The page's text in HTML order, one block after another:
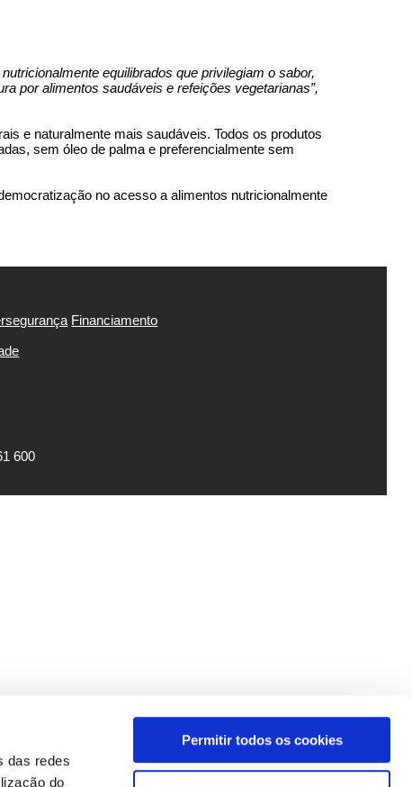
das redes
do
Permitir todos os cookies
equilibrados que privilegiam o sabor,
por alimentos saudáveis e refeições vegetarianas”,
e naturalmente mais saudáveis. Todos os produtos
sem óleo de palma e preferencialmente sem
no acesso a alimentos nutricionalmente
Financiamento
600